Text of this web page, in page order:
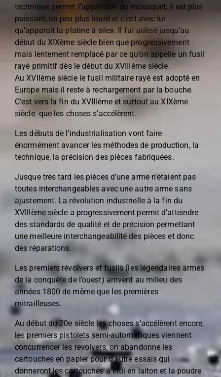
technique permet l’apparition du mousquet, il est plus
puissant, un peu plus lourd et c’est avec lui
qu’apparaît la platine à silex. Il fut utilisé jusqu’au
début du XIXème siècle bien que progressivement
mais lentement remplacé par ce qu’on appelle un fusil
rayé primitif dès le début du XVIIIème siècle.
Au XVIIème siècle le fusil militaire rayé est adopté en
Europe mais il reste à rechargement par la bouche.
C’est vers la fin du XVIIIème et surtout au XIXème
siècle que les choses s’accélèrent.
Les débuts de l’industrialisation vont faire
énormément avancer les méthodes de production, la
technique, la précision des pièces fabriquées.
Jusque très tard les pièces d’une arme n’étaient pas
toutes interchangeables avec une autre arme sans
ajustement. La révolution industrielle à la fin du
XVIIIème siècle a progressivement permit d’atteindre
des standards de qualité et de précision permettant
une meilleure interchangeabilité des pièces et donc
des réparations.
Les premiers révolvers et fusils (les légendaires armes
de la conquête de l’ouest) arrivent au milieu des
années 1800 de même que les premières
mitrailleuses.
Au début du 20e siècle les choses s’accélèrent encore,
les premiers pistolets semi-automatiques viennent
concurrencer les revolvers, on abandonne les
cartouches en papier pour d’autre essais qui
donneront les cartouches à étui en laiton et la poudre